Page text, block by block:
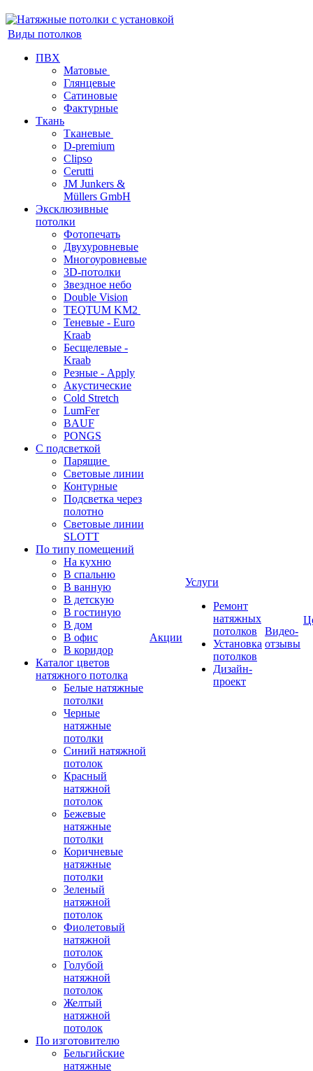
Виды потолков
ПВХ
Матовые
Глянцевые
Сатиновые
Фактурные
Ткань
Тканевые
D-premium
Clipso
Cerutti
JM Junkers &
Müllers GmbH
Эксклюзивные
потолки
Фотопечать
Двухуровневые
Многоуровневые
3D-потолки
Звездное небо
Double Vision
TEQTUM KM2
Теневые - Euro
Kraab
Бесщелевые -
Kraab
Резные - Apply
Акустические
Cold Stretch
LumFer
BAUF
PONGS
С подсветкой
Парящие
Световые линии
Контурные
Подсветка через
полотно
Световые линии
SLOTT
По типу помещений
На кухню
В спальню
В ванную
В детскую
В гостиную
В дом
В офис
В коридор
Каталог цветов
натяжного потолка
Белые натяжные
потолки
Черные
натяжные
потолки
Синий натяжной
потолок
Красный
натяжной
потолок
Бежевые
натяжные
потолки
Коричневые
натяжные
потолки
Зеленый
натяжной
потолок
Фиолетовый
натяжной
потолок
Голубой
натяжной
потолок
Желтый
натяжной
потолок
По изготовителю
Бельгийские
натяжные
Акции
Услуги
Ремонт
натяжных
потолков
Установка
потолков
Дизайн-
проект
Видео-
отзывы